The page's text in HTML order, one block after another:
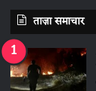
ताज़ा समाचार